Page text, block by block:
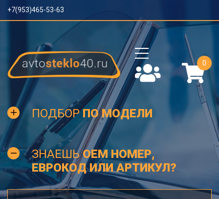
+7(953)465-53-63
0
ПОДБОРПО МОДЕЛИ
ЗНАЕШЬOEM НОМЕР,
ЕВРОКОД ИЛИ АРТИКУЛ?